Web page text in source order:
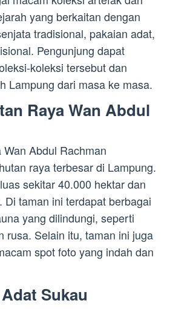
yang berkaitan dengan
tradisional, pakaian adat,
Pengunjung dapat
koleksi tersebut dan
Lampung dari masa ke masa.
Raya Wan Abdul
Abdul Rachman
raya terbesar di Lampung.
sekitar 40.000 hektar dan
Di taman ini terdapat berbagai
yang dilindungi, seperti
rusa. Selain itu, taman ini juga
spot foto yang indah dan
Sukau